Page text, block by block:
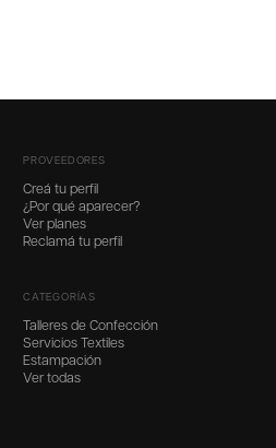
PROVEEDORES
Creá tu perfil
¿Por qué aparecer?
Ver planes
Reclamá tu perfil
CATEGORÍAS
Talleres de Confección
Servicios Textiles
Estampación
Ver todas